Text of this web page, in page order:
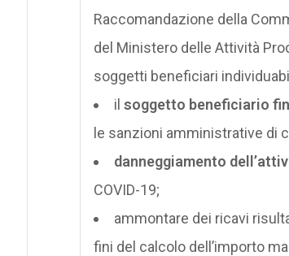
Raccomandazione della
del Ministero delle Attività
soggetti beneficiari
il soggetto beneficiario
le sanzioni amministrative di
danneggiamento
COVID-19;
ammontare dei ricavi
fini del calcolo dell’importo